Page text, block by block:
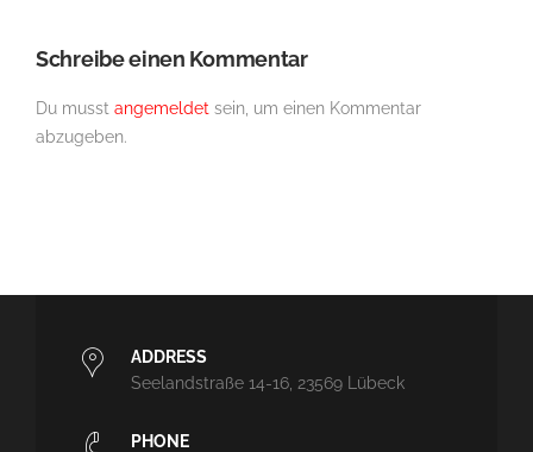
Schreibe einen Kommentar
Du musst angemeldet sein, um einen Kommentar
abzugeben.
ADDRESS
Seelandstraße 14-16, 23569 Lübeck
PHONE